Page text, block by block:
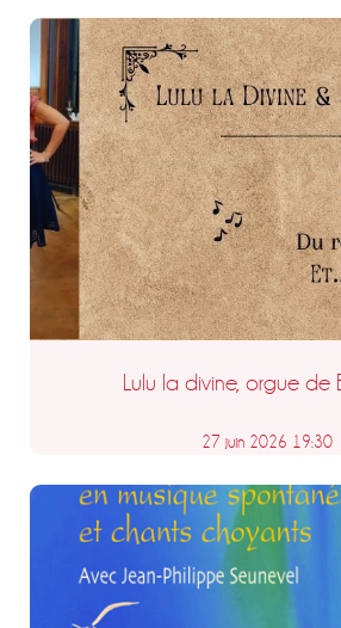
Lulu la divine, orgue de
27 juin 2026 19:30